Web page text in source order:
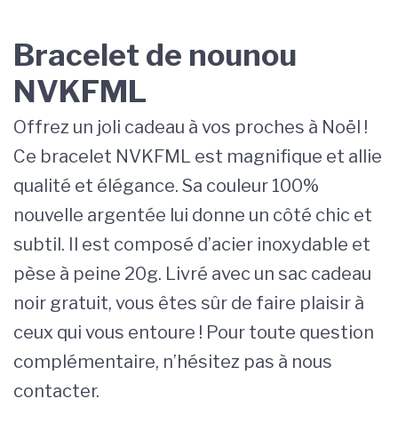
Bracelet de nounou
NVKFML
Offrez un joli cadeau à vos proches à Noël !
Ce bracelet NVKFML est magnifique et allie
qualité et élégance. Sa couleur 100%
nouvelle argentée lui donne un côté chic et
subtil. Il est composé d’acier inoxydable et
pèse à peine 20g. Livré avec un sac cadeau
noir gratuit, vous êtes sûr de faire plaisir à
ceux qui vous entoure ! Pour toute question
complémentaire, n’hésitez pas à nous
contacter.